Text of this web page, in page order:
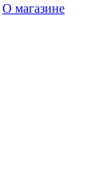
О магазине